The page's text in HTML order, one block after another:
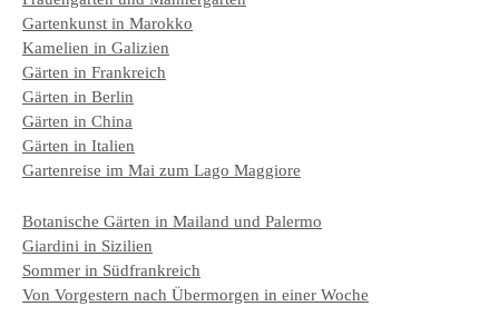
Gartenkunst in Marokko
Kamelien in Galizien
Gärten in Frankreich
Gärten in Berlin
Gärten in China
Gärten in Italien
Gartenreise im Mai zum Lago Maggiore
Botanische Gärten in Mailand und Palermo
Giardini in Sizilien
Sommer in Südfrankreich
Von Vorgestern nach Übermorgen in einer Woche